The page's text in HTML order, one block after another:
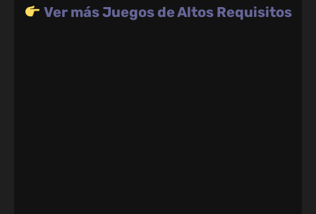
Ver más Juegos de Altos Requisitos